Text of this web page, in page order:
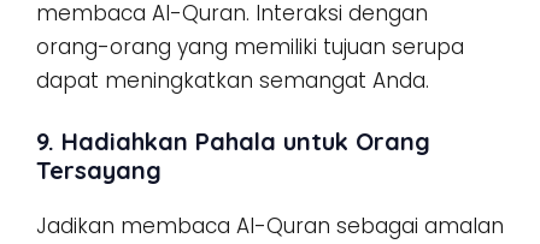
membaca Al-Quran. Interaksi dengan
orang-orang yang memiliki tujuan serupa
dapat meningkatkan semangat Anda.
9. Hadiahkan Pahala untuk Orang
Tersayang
Jadikan membaca Al-Quran sebagai amalan